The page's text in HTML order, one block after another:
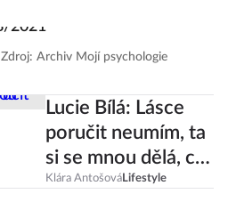
Zdroj: Archiv Mojí psychologie
Lucie Bílá: Lásce
poručit neumím, ta
si se mnou dělá, co
chce
Klára AntošováLifestyle